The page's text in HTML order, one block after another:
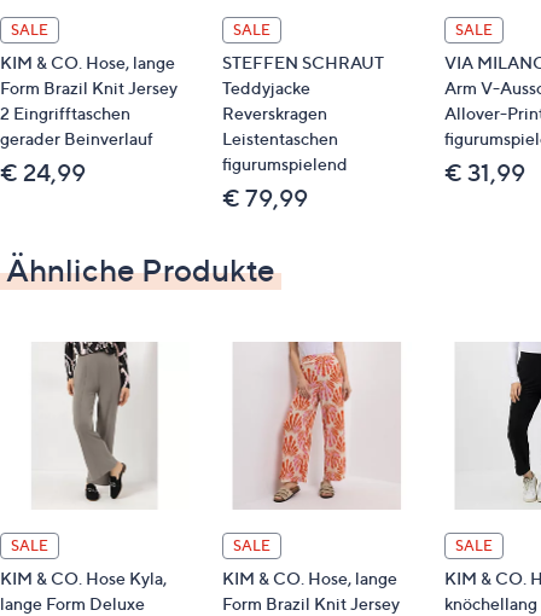
Material
95 % Polyester, 5 % Elasthan
Pflege
Schonwäsche 30°
SALE
KIM & CO. Hose, lange
Form Brazil Knit Jersey
2 Eingrifftaschen
gerader Beinverlauf
€ 24,99
SALE
STEFFEN SCHRAUT
Teddyjacke
Reverskragen
Leistentaschen
figurumspielend
€ 79,99
SALE
VIA
Arm V-
Allover-
€ 31,99
Ähnliche Produkte
SALE
KIM & CO. Hose Kyla,
lange Form Deluxe
SALE
KIM & CO. Hose, lange
Form Brazil Knit Jersey
SALE
KIM & CO.